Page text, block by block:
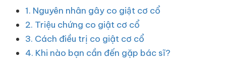
1. Nguyên nhân gây co giật cơ cổ
2. Triệu chứng co giật cơ cổ
3. Cách điều trị co giật cơ cổ
4. Khi nào bạn cần đến gặp bác sĩ?